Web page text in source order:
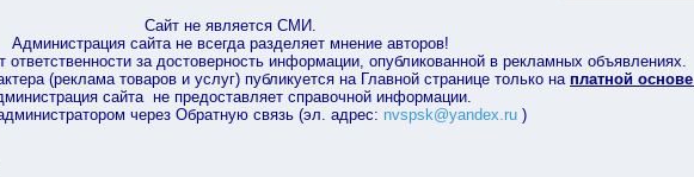
Сайт не является СМИ.
Администрация сайта не всегда разделяет мнение авторов!
за достоверность информации, опубликованной в рекламных объявлениях.
(реклама товаров и услуг) публикуется на Главной странице только на платной основе
сайта не предоставляет справочной информации.
через Обратную связь (эл. адрес: nvspsk@yandex.ru)